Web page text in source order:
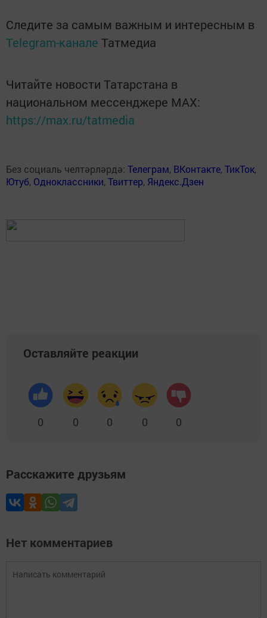
Следите за самым важным и интересным в
Telegram-канале Татмедиа
Читайте новости Татарстана в
национальном мессенджере MАХ:
https://max.ru/tatmedia
Без социаль челтәрләрдә: Телеграм, ВКонтакте,ТикТок,
Ютуб, Одноклассники,Твиттер, Яндекс.Дзен
Оставляйте реакции
0 0 0 0 0
Расскажите друзьям
Нет комментариев